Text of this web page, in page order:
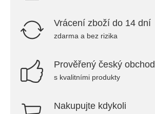
Vrácení zboží do 14 dní
zdarma a bez rizika
Prověřený český obchod
s kvalitními produkty
Nakupujte kdykoli